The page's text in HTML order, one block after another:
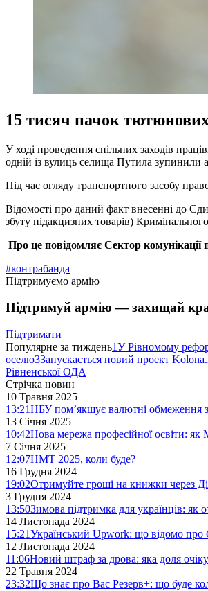
15 тисяч пачок
У ході проведення спільних заходів
одній із вулиць селища Путила зупинили
Під час огляду транспортного засобу
Відомості про даний факт внесенні до
збуту підакцизних товарів)
Про це повідомляє Сектор комунікації
#контрабанда
Підтримуємо армію
Підтримуй армію — захищай
Підтримати
Популярне за тиждень1У Рівномому
оселю3Запускається новий проект
Рівненської ОДА
Стрічка новин
10 Травня 2025
13:21НБУ пом’якшує валютні обмеження
13 Січня 2025
10:42Нова мережа професійної освіти:
7 Січня 2025
12:07НМТ 2025, коли буде?
16 Грудня 2024
19:02Отримуйте гроші на книжки через
3 Грудня 2024
13:50Зимова підтримка для українців: як
14 Листопада 2024
15:21Український Upwork: що відомо про
12 Листопада 2024
11:06Новий штраф за дрова: яка доля
22 Травня 2024
23:32Що знає про Вас Резерв+: що буде